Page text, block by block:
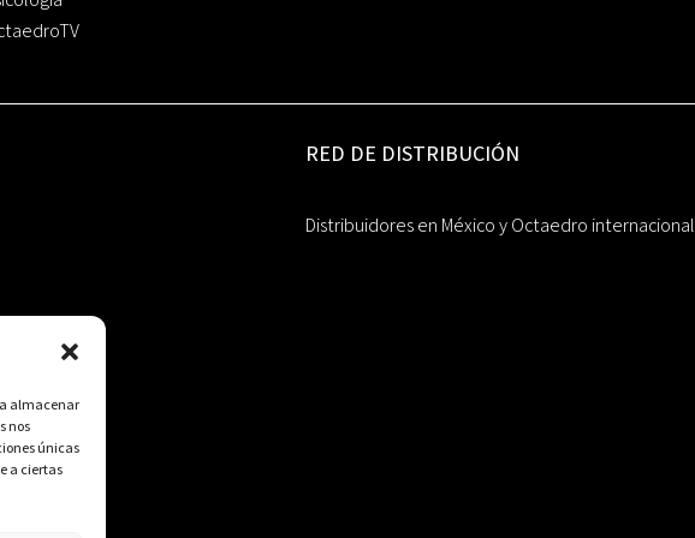
almacenar
nos
únicas
a ciertas
RED DE DISTRIBUCIÓN
Distribuidores en México y Octaedro internacional